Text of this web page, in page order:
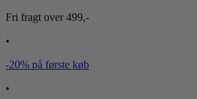
Fri fragt over 499,-
•
-20% på første køb
•